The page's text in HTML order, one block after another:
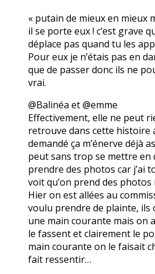
« putain de mieux en mieux
il se porte eux ! c’est grave
déplace pas quand tu les
Pour eux je n’étais pas en
que de passer donc ils ne
vrai.
@Balinéa et @emme
Effectivement, elle ne peut
retrouve dans cette histoire
demandé ça m’énerve déjà
peut sans trop se mettre en
prendre des photos car j’ai
voit qu’on prend des photos
Hier on est allées au
voulu prendre de plainte, ils
une main courante mais on
le fassent et clairement le
main courante on le faisait
fait ressentir…